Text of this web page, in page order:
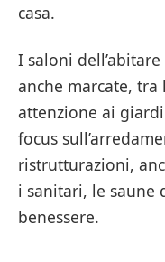
casa.
I saloni
anche marcate,
attenzione ai
focus
ristrutturazioni,
i sanitari, le saune
benessere.